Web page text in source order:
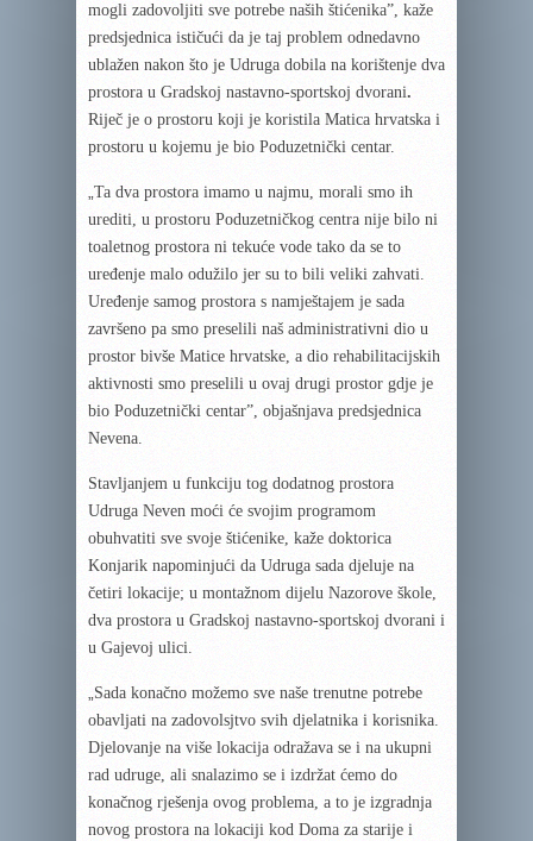
mogli zadovoljiti sve potrebe naših štićenika”, kaže
predsjednica ističući da je taj problem odnedavno
ublažen nakon što je Udruga dobila na korištenje dva
prostora u Gradskoj nastavno-sportskoj dvorani.
Riječ je o prostoru koji je koristila Matica hrvatska i
prostoru u kojemu je bio Poduzetnički centar.
Ta dva prostora imamo u najmu, morali smo ih
urediti, u prostoru Poduzetničkog centra nije bilo ni
toaletnog prostora ni tekuće vode tako da se to
uređenje malo odužilo jer su to bili veliki zahvati.
Uređenje samog prostora s namještajem je sada
završeno pa smo preselili naš administrativni dio u
prostor bivše Matice hrvatske, a dio rehabilitacijskih
aktivnosti smo preselili u ovaj drugi prostor gdje je
bio Poduzetnički centar”, objašnjava predsjednica
Nevena.
Stavljanjem u funkciju tog dodatnog prostora
Udruga Neven moći će svojim programom
obuhvatiti sve svoje štićenike, kaže doktorica
Konjarik napominjući da Udruga sada djeluje na
četiri lokacije; u montažnom dijelu Nazorove škole,
dva prostora u Gradskoj nastavno-sportskoj dvorani i
u Gajevoj ulici.
Sada konačno možemo sve naše trenutne potrebe
obavljati na zadovolsjtvo svih djelatnika i korisnika.
Djelovanje na više lokacija odražava se i na ukupni
rad udruge, ali snalazimo se i izdržat ćemo do
konačnog rješenja ovog problema, a to je izgradnja
novog prostora na lokaciji kod Doma za starije i